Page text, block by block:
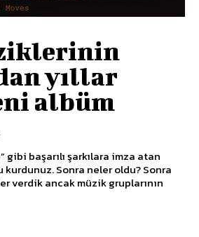
yıllar
albüm
gibi başarılı şarkılara imza atan
kurdunuz. Sonra neler oldu? Sonra
verdik ancak müzik gruplarının